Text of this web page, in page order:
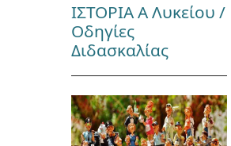
ΙΣΤΟΡΙΑ Α Λυκείου /
Οδηγίες
Διδασκαλίας